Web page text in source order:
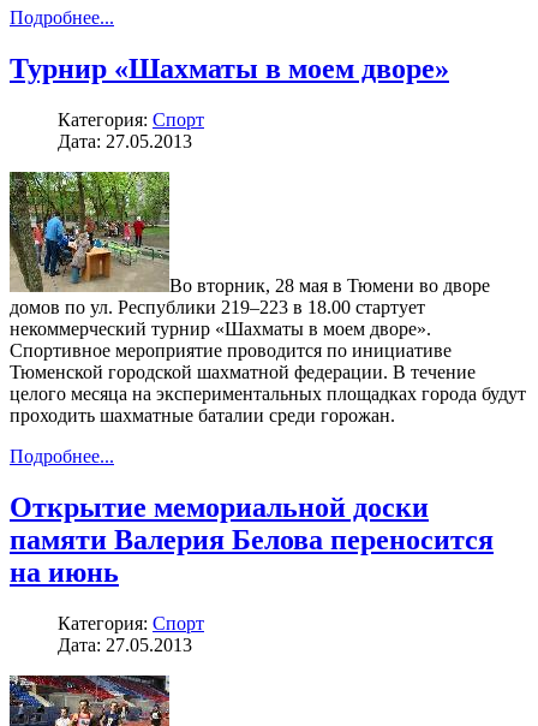
Подробнее...
Турнир «Шахматы в моем дворе»
Категория: Спорт
Дата: 27.05.2013
Во вторник, 28 мая в Тюмени во дворе
домов по ул. Республики 219–223 в 18.00 стартует
некоммерческий турнир «Шахматы в моем дворе».
Спортивное мероприятие проводится по инициативе
Тюменской городской шахматной федерации. В течение
целого месяца на экспериментальных площадках города будут
проходить шахматные баталии среди горожан.
Подробнее...
Открытие мемориальной доски
памяти Валерия Белова переносится
на июнь
Категория: Спорт
Дата: 27.05.2013